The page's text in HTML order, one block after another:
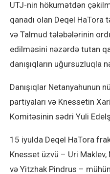
UTJ-nin hökumətdən
qanadı olan Deqel
və Talmud tələbələrinin
edilməsini nəzərdə tutan
danışıqların uğursuzluqla
Danışıqlar Netanyahunun
partiyaları və Knessetin
Komitəsinin sədri Yuli
15 iyulda Deqel HaTora
Knesset üzvü – Uri
və Yitzhak Pindrus –